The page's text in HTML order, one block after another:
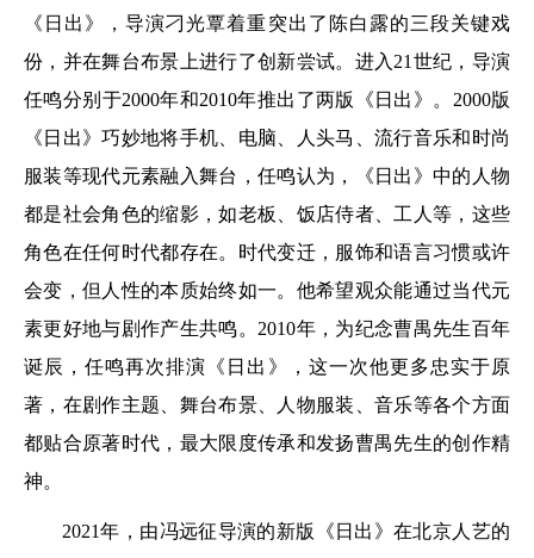
《日出》，导演刁光覃着重突出了陈白露的三段关键戏
份，并在舞台布景上进行了创新尝试。进入21世纪，导演
任鸣分别于2000年和2010年推出了两版《日出》。2000版
《日出》巧妙地将手机、电脑、人头马、流行音乐和时尚
服装等现代元素融入舞台，任鸣认为，《日出》中的人物
都是社会角色的缩影，如老板、饭店侍者、工人等，这些
角色在任何时代都存在。时代变迁，服饰和语言习惯或许
会变，但人性的本质始终如一。他希望观众能通过当代元
素更好地与剧作产生共鸣。2010年，为纪念曹禺先生百年
诞辰，任鸣再次排演《日出》，这一次他更多忠实于原
著，在剧作主题、舞台布景、人物服装、音乐等各个方面
都贴合原著时代，最大限度传承和发扬曹禺先生的创作精
神。
2021年，由冯远征导演的新版《日出》在北京人艺的